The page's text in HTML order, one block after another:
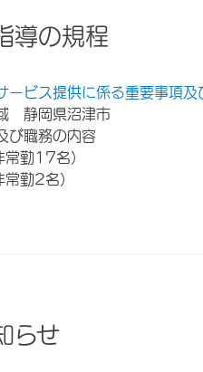
導の規程
ービス提供に係る重要事項及
静岡県沼津市
び職務の内容
勤17名）
勤2名）
らせ